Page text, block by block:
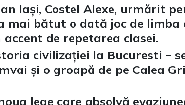
Iași, Costel Alexe, urmărit
mai bătut o dată joc de limba
de repetarea clasei.
civilizației la Bucuresti –
și o groapă de pe Calea
lege care absolvă